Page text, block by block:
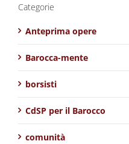
Categorie
Anteprima opere
Barocca-mente
borsisti
CdSP per il Barocco
comunità